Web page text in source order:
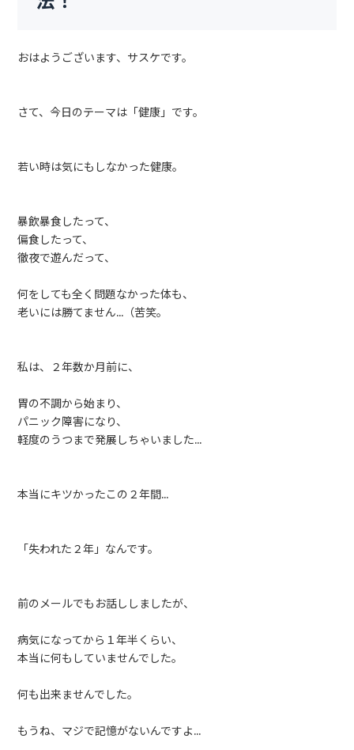
おはようございます、サスケです。
さて、今日のテーマは「健康」です。
若い時は気にもしなかった健康。
暴飲暴食したって、
偏食したって、
徹夜で遊んだって、
何をしても全く問題なかった体も、
老いには勝てません…（苦笑。
私は、２年数か月前に、
胃の不調から始まり、
パニック障害になり、
軽度のうつまで発展しちゃいました…
本当にキツかったこの２年間…
「失われた２年」なんです。
前のメールでもお話ししましたが、
病気になってから１年半くらい、
本当に何もしていませんでした。
何も出来ませんでした。
もうね、マジで記憶がないんですよ…